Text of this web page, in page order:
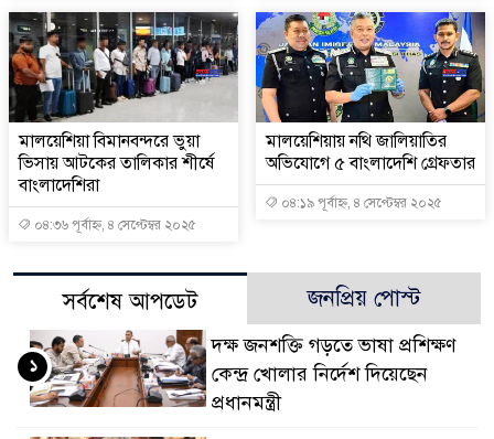
মালয়েশিয়া বিমানবন্দরে ভুয়া
ভিসায় আটকের তালিকার শীর্ষে
বাংলাদেশিরা
০৪:৩৬ পূর্বাহ্ন, ৪ সেপ্টেম্বর ২০২৫
মালয়েশিয়ায় নথি জালিয়াতির
অভিযোগে ৫ বাংলাদেশি গ্রেফতার
০৪:১৯ পূর্বাহ্ন, ৪ সেপ্টেম্বর ২০২৫
সর্বশেষ আপডেট জনপ্রিয় পোস্ট
দক্ষ জনশক্তি গড়তে ভাষা প্রশিক্ষণ
কেন্দ্র খোলার নির্দেশ দিয়েছেন
প্রধানমন্ত্রী
১